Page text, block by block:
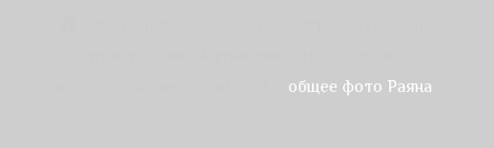
общее фото Раяна